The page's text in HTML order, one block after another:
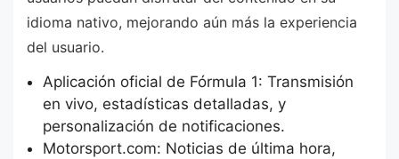
idioma nativo, mejorando aún más la experiencia
del usuario.
Aplicación oficial de Fórmula 1: Transmisión
en vivo, estadísticas detalladas, y
personalización de notificaciones.
Motorsport.com: Noticias de última hora,